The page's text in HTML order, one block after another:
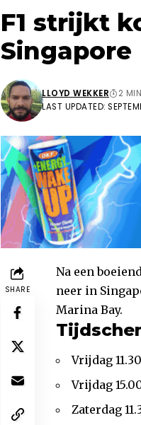
F1 strijkt
Singapore
LAST UPDATED:
LLOYD WEKKER 2
SHARE
Na een
neer in
Marina Bay.
Vrijdag
Vrijdag
Zaterdag